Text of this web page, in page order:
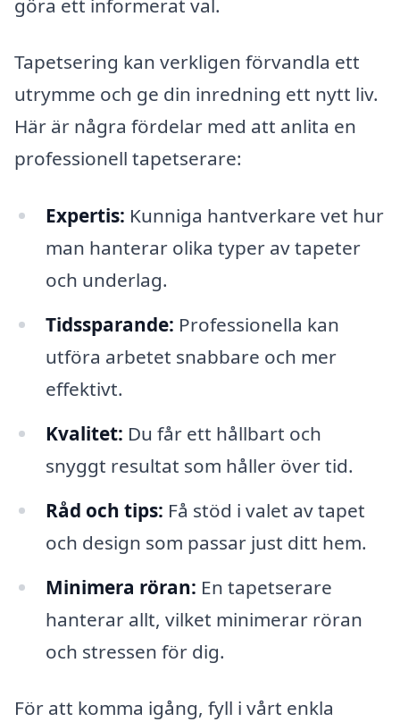
göra ett informerat val.
Tapetsering kan verkligen förvandla ett
utrymme och ge din inredning ett nytt liv.
Här är några fördelar med att anlita en
professionell tapetserare:
Expertis: Kunniga hantverkare vet hur
man hanterar olika typer av tapeter
och underlag.
Tidssparande: Professionella kan
utföra arbetet snabbare och mer
effektivt.
Kvalitet: Du får ett hållbart och
snyggt resultat som håller över tid.
Råd och tips: Få stöd i valet av tapet
och design som passar just ditt hem.
Minimera röran: En tapetserare
hanterar allt, vilket minimerar röran
och stressen för dig.
För att komma igång, fyll i vårt enkla